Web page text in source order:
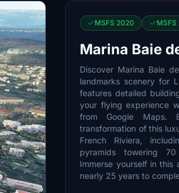
MSFS 2020
Marina Baie
Discover Marina Baie
landmarks scenery for
features detailed
your flying experience
from Google Maps.
transformation of this
French Riviera,
pyramids towering
Immerse yourself in this
nearly 25 years to